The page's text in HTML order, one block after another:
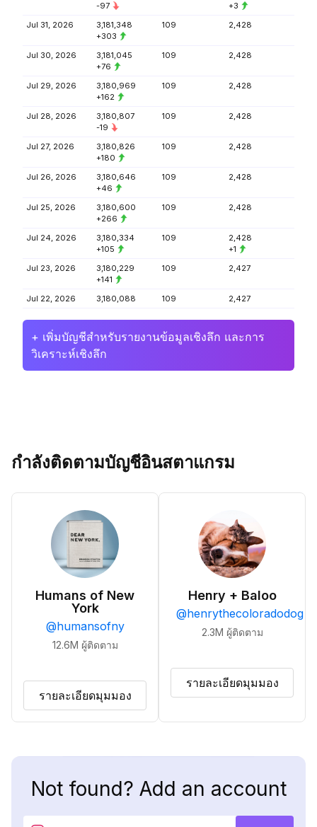
-97
+3
Jul 31, 2026
3,181,348
+303
109 2,428
Jul 30, 2026
3,181,045
+76
109 2,428
Jul 29, 2026
3,180,969
+162
109 2,428
Jul 28, 2026
3,180,807
-19
109 2,428
Jul 27, 2026
3,180,826
+180
109 2,428
Jul 26, 2026
3,180,646
+46
109 2,428
Jul 25, 2026
3,180,600
+266
109 2,428
Jul 24, 2026
3,180,334
+105
109
2,428
+1
Jul 23, 2026
3,180,229
+141
109 2,427
Jul 22, 2026 3,180,088 109 2,427
+ เพิ่มบัญชีสำหรับรายงานข้อมูลเชิงลึก และการ
วิเคราะห์เชิงลึก
กำลังติดตามบัญชีอินสตาแกรม
Humans of New
York
@humansofny
12.6M ผู้ติดตาม
รายละเอียดมุมมอง
Henry + Baloo
@henrythecoloradodog
2.3M ผู้ติดตาม
รายละเอียดมุมมอง
Not found? Add an account